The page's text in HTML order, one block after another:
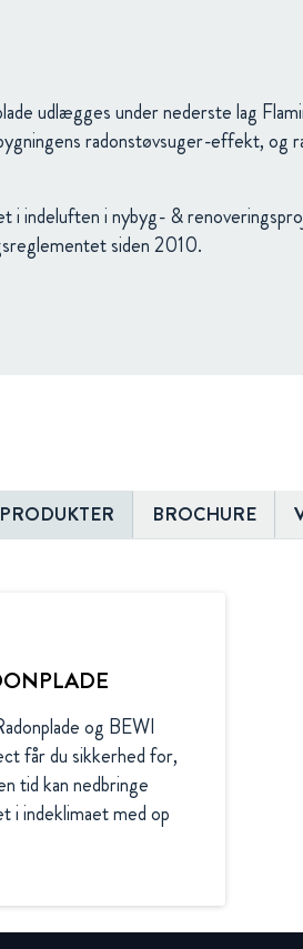
udlægges under nederste lag
radonstøvsuger-effekt,
i indeluften i nybyg- &
siden 2010.
BROCHURE
og BEWI
får du sikkerhed for,
tid kan nedbringe
i indeklimaet med op